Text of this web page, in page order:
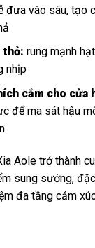
đưa vào sâu, tạo
thỏ: rung mạnh
nhịp
cắm cho cửa
để ma sát hậu
Aole trở thành
sung sướng,
đa tầng cảm